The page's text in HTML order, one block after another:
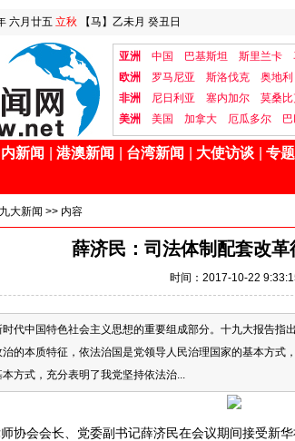
六月廿五 立秋 【马】乙未月 癸丑日
亚洲 中国 巴基斯坦 斯里兰卡
欧洲
罗马尼亚 斯洛伐克 奥地利
非洲
尼日利亚 塞内加尔 莫桑
美洲
美国 加拿大 厄瓜多尔
新闻 港澳新闻 台湾新闻 大使访谈 专
大新闻 >> 内容
薛济民：司法体制配套改革
时间：2017-10-22
代中国特色社会主义思想的重要组成部分。十九大报告指
的本质特征，依法治国是党领导人民治理国家的基本方式
方式，充分表明了我党坚持依法治...
协会会长、党委副书记薛济民在会议期间接受新